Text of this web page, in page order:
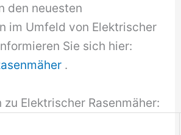
den neuesten
im Umfeld von Elektrischer
Sie sich hier:
.
Elektrischer Rasenmäher: